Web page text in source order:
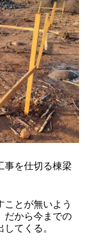
事を仕切る棟梁
ことが無いよう
だから今までの
てくる。